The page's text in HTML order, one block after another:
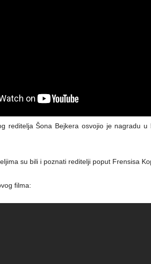
reditelja Šona Bejkera osvojio je nagradu u
su bili i poznati reditelji poput Frensisa
filma: